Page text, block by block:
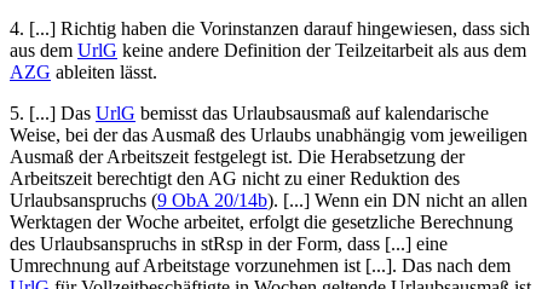
4. [...] Richtig haben die Vorinstanzen darauf hingewiesen, dass sich
aus dem UrlG keine andere Definition der Teilzeitarbeit als aus dem
AZG ableiten lässt.
5. [...] Das UrlG bemisst das Urlaubsausmaß auf kalendarische
Weise, bei der das Ausmaß des Urlaubs unabhängig vom jeweiligen
Ausmaß der Arbeitszeit festgelegt ist. Die Herabsetzung der
Arbeitszeit berechtigt den AG nicht zu einer Reduktion des
Urlaubsanspruchs (9 ObA 20/14b). [...] Wenn ein DN nicht an allen
Werktagen der Woche arbeitet, erfolgt die gesetzliche Berechnung
des Urlaubsanspruchs in stRsp in der Form, dass [...] eine
Umrechnung auf Arbeitstage vorzunehmen ist [...]. Das nach dem